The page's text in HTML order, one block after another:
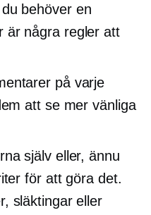
behöver en
är några regler att
på varje
att se mer vänliga
själv eller, ännu
för att göra det.
släktingar eller